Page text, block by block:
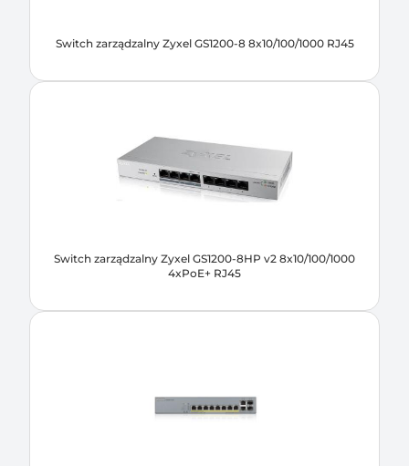
Switch zarządzalny Zyxel GS1200-8 8x10/100/1000 RJ45
Switch zarządzalny Zyxel GS1200-8HP v2 8x10/100/1000
4xPoE+ RJ45